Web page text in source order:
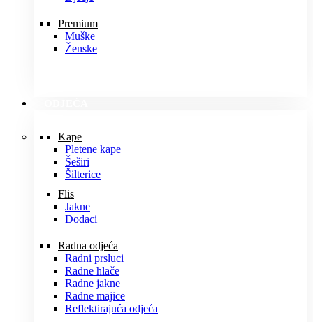
Premium
Muške
Ženske
Kape
Pletene kape
Šeširi
Šilterice
Flis
Jakne
Dodaci
Radna odjeća
Radni prsluci
Radne hlače
Radne jakne
Radne majice
Reflektirajuća odjeća